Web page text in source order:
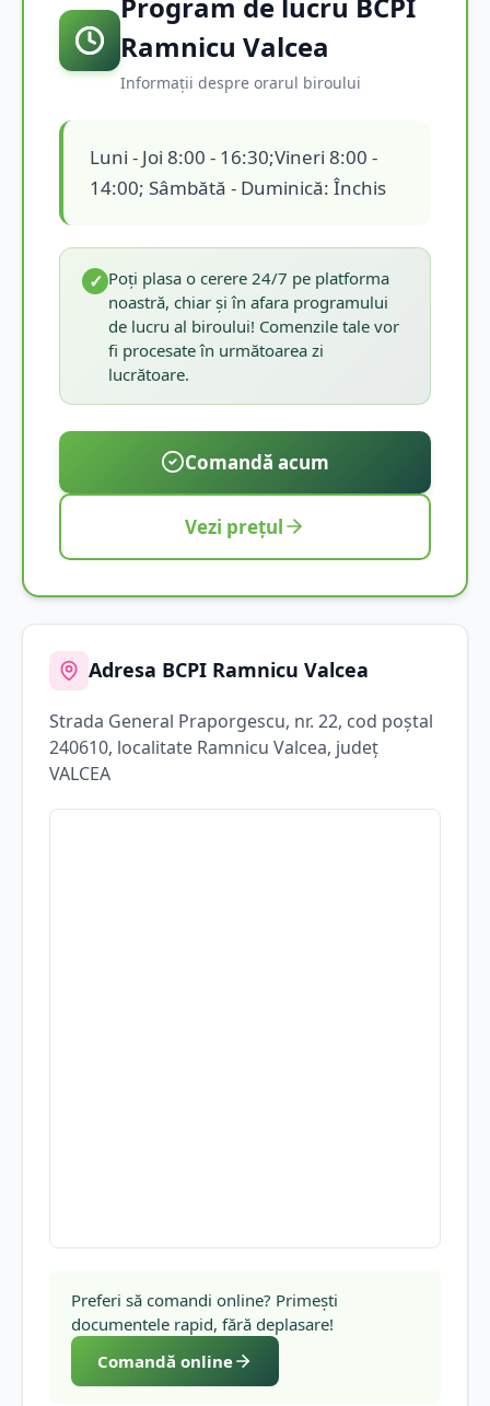
Ramnicu Valcea
Informații despre orarul biroului
Luni - Joi 8:00 - 16:30;Vineri 8:00 -
14:00; Sâmbătă - Duminică: Închis
✓ Poți plasa o cerere 24/7 pe platforma
noastră, chiar și în afara programului
de lucru al biroului! Comenzile tale vor
fi procesate în următoarea zi
lucrătoare.
Comandă acum
Vezi prețul
Adresa BCPI Ramnicu Valcea
Strada General Praporgescu, nr. 22, cod poștal
240610, localitate Ramnicu Valcea, județ
VALCEA
Preferi să comandi online? Primești
documentele rapid, fără deplasare!
Comandă online